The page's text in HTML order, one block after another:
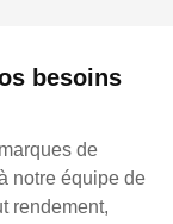
besoins
de
notre équipe de
rendement,